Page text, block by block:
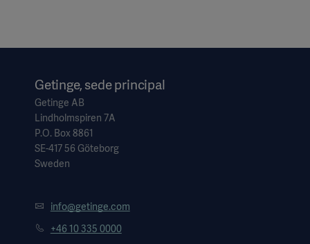
Getinge, sede principal
Getinge AB
Lindholmspiren 7A
P.O. Box 8861
SE-417 56 Göteborg
Sweden
info@getinge.com
+46 10 335 0000